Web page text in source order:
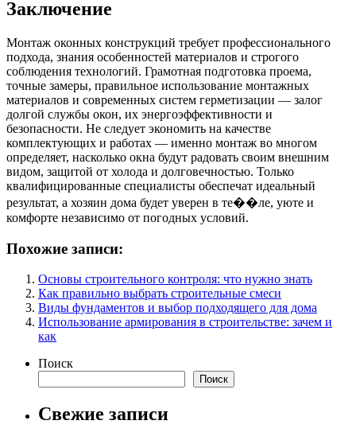
Заключение
Монтаж оконных конструкций требует профессионального
подхода, знания особенностей материалов и строгого
соблюдения технологий. Грамотная подготовка проема,
точные замеры, правильное использование монтажных
материалов и современных систем герметизации — залог
долгой службы окон, их энергоэффективности и
безопасности. Не следует экономить на качестве
комплектующих и работах — именно монтаж во многом
определяет, насколько окна будут радовать своим внешним
видом, защитой от холода и долговечностью. Только
квалифицированные специалисты обеспечат идеальный
результат, а хозяин дома будет уверен в те��ле, уюте и
комфорте независимо от погодных условий.
Похожие записи:
Основы строительного контроля: что нужно знать
Как правильно выбрать строительные смеси
Виды фундаментов и выбор подходящего для дома
Использование армирования в строительстве: зачем и
как
Поиск
Поиск
Свежие записи